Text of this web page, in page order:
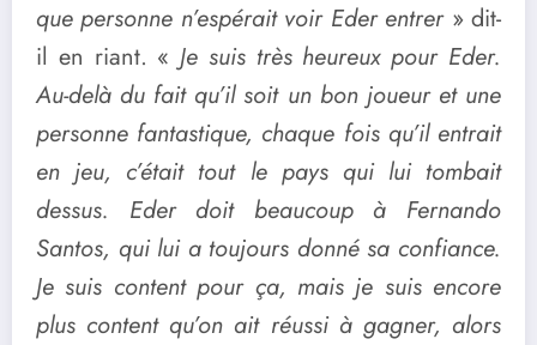
que personne n’espérait voir Eder entrer» dit-
il en riant. «Je suis très heureux pour Eder.
Au-delà du fait qu’il soit un bon joueur et une
personne fantastique, chaque fois qu’il entrait
en jeu, c’était tout le pays qui lui tombait
dessus. Eder doit beaucoup à Fernando
Santos, qui lui a toujours donné sa confiance.
Je suis content pour ça, mais je suis encore
plus content qu’on ait réussi à gagner, alors